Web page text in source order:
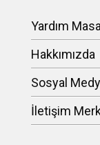
Yardım
Hakkımızda
Sosyal
İletişim